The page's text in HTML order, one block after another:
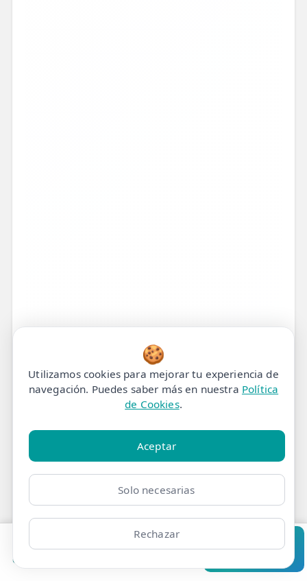
Clínicas
Tratamiento de
Fisioterapia para Dolor y
Pedir cita Consultar
🍪
Utilizamos cookies para mejorar tu experiencia de
navegación. Puedes saber más en nuestra Política
de Cookies.
Aceptar
Solo necesarias
Rechazar